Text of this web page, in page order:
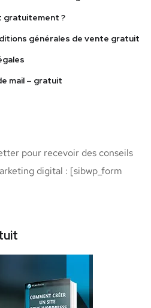
gratuitement ?
générales de vente gratuit
mail – gratuit
pour recevoir des conseils
digital : [sibwp_form